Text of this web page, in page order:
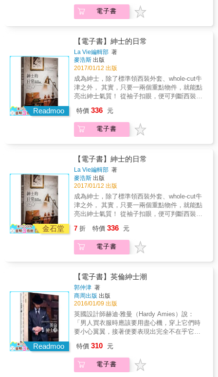
越手藝及品味。本書可謂濃縮了三澤則行手工
製鞋20年純熟技術和藝術精華。 & 本書特色 &
★第一本手縫沿條製鞋法實做書 ★建構手工製
鞋完整專業知識：從打版製作、製作鞋面、拉
幫、沿條縫合、貼合大底、裝上鞋根、修整完
成共七大步驟，徹底分析手工製鞋所有工序和
要點。 ★呈現世界第一流專家的技術和美學：
全彩印刷，用2200幀照片捕捉每一道細節、手
藝和品味。 ★工欲善其事必先利其器：收錄七
大製程中畫線、裁切、敲打拉扯、黏著縫製、
削整、固定、修整共69種輔助工具及其功能說
明。 ★隨書附贈實做所用25cm鞋型紙板
域。他的手工訂製鞋即使一雙要價30萬日圓，
客戶仍是絡繹不絕。奧斯卡史上最年輕的影帝
安德林‧布洛迪、美國導演史派克‧李等多位國際
專業上的成就，目前也在新加坡名門設計學校
「TaF.tc」擔任特別講師。2018年更是榮獲日
本皇室宮內廳肯定，締結商業契約。 愈是頂級
手工訂製鞋，工序愈精緻講究。本書由製鞋專
家兼藝術家三澤則行實做示範牛津鞋及德比鞋
製程，用2200幀全彩照片詳實記錄製鞋七大步
驟的每一道工序，從鞋楦的專屬量製、不同部
度、縫線捻合粗細和上脂度等，彰顯每一處小
細節都不妥協的講究和堅持。完成品鞋身的線
條美感、底邊的流線度，更可體現藝術家的卓
越手藝及品味。本書可謂濃縮了三澤則行手工
★第一本手縫沿條製鞋法實做書 ★建構手工製
鞋完整專業知識：從打版製作、製作鞋面、拉
幫、沿條縫合、貼合大底、裝上鞋根、修整完
成共七大步驟，徹底分析手工製鞋所有工序和
要點。 ★呈現世界第一流專家的技術和美學：
全彩印刷，用2200幀照片捕捉每一道細節、手
藝和品味。 ★工欲善其事必先利其器：收錄七
大製程中畫線、裁切、敲打拉扯、黏著縫製、
削整、固定、修整共69種輔助工具及其功能說
官方認證標章 ANTICO FORNO老烤箱主廚・
吳治君 獻給你的義式料理書 義大利最迷人的，
不忘的風情。 ◆以特產食材入菜，教你吃出一
桌新鮮義大利 托斯卡納不只有艷陽天，靠近山
區的地域特色，除了有山珍蔬果可以入菜，還
有新鮮海味讓人彷彿徜徉在蔚藍的海； 利古里
亞的海鮮料理非常豐富，也有許多款待遠航水
手的菜餚，著名的佛卡夏就是在這裡誕生； 義
大利的綠色心臟翁布列亞，特產珍貴黑松露，
搭配羊肩肉慢煎或是自製蛋麵包，可以變化出
一道道令人垂延三尺的松露料理； 位於義大利
實、口味濃厚，燉煮類菜餚是常見的餐桌菜色
&hellip;&hellip; ◆經典料理食譜X多樣吃法搭
配，在家輕鬆享受餐廳級料理 精選36道義大利
法，還有怎麼吃最對味的延伸搭配，讓你激發
出不同的味蕾火花，享受「不拘謹、輕鬆吃」
電子書
Readmoo
【電子書】紳士的日常
La Vie編輯部 著
麥浩斯 出版
2017/01/12 出版
成為紳士，除了標準領西裝外套、whole-cut牛
津之外， 其實，只要一兩個重點物件，就能點
亮出紳士氣質！ 從袖子扣眼，便可判斷西裝是
與運用穿戴皆合宜、 沒有白色紳士襪，除非你
誤穿了運動襪&hellip;&hellip; 250件紳裝選物，
從頭到腳，從v&ndash;zone延伸到日常美學，
的最常見誤解。紳士的概念，是生活與品味的
修行。紳士的定義或許各有定論，但紳裝風格
的變化，任何人都能入門。 好品味的日常淬
鍊，請從選物開始。每日愛用、善用自己的紳
士選物，甚至透過時間的潤漬，讓隨身物件增
添大人韻味。 當男孩變成男人，你會需要一件
合身西裝增加自己的自信心與專業感；發源於
十九世紀末，英國貴族愛用的經典皮鞋，可以
是你假日踩街的固定班底；百年版型的短簷紳
麻質領帶，基本款混紡西裝也能綻放不同表
情；刮鬍後臉頰飄散的淡淡木香，讓你散發成
熟優雅氣質；改用手提托特包，切記，別再讓
紳士選物知識，更是生活實踐的絕佳必備指
南。時尚的世界走得愈來愈快，紳士風格卻能
經典雋永。若你喜歡放慢腳步，透過日常道具
微微傳遞個人品味，相信你已懂得紳裝風格的
基本美學。
特價 336 元
電子書
金石堂
【電子書】紳士的日常
La Vie編輯部 著
麥浩斯 出版
2017/01/12 出版
成為紳士，除了標準領西裝外套、whole-cut牛
津之外， 其實，只要一兩個重點物件，就能點
亮出紳士氣質！ 從袖子扣眼，便可判斷西裝是
與運用穿戴皆合宜、 沒有白色紳士襪，除非你
誤穿了運動襪&hellip;&hellip; 250件紳裝選物，
從頭到腳，從v&ndash;zone延伸到日常美學，
的最常見誤解。紳士的概念，是生活與品味的
修行。紳士的定義或許各有定論，但紳裝風格
的變化，任何人都能入門。 好品味的日常淬
鍊，請從選物開始。每日愛用、善用自己的紳
士選物，甚至透過時間的潤漬，讓隨身物件增
添大人韻味。 當男孩變成男人，你會需要一件
合身西裝增加自己的自信心與專業感；發源於
十九世紀末，英國貴族愛用的經典皮鞋，可以
是你假日踩街的固定班底；百年版型的短簷紳
麻質領帶，基本款混紡西裝也能綻放不同表
情；刮鬍後臉頰飄散的淡淡木香，讓你散發成
7 折 特價 336 元
電子書
Readmoo
【電子書】英倫紳士潮
郭仲津 著
商周出版 出版
2016/01/09 出版
英國設計師赫迪‧雅曼（Hardy Amies）說：
「男人買衣服時應該要用盡心機，穿上它們時
要小心翼翼，接著便要表現出完全不在乎它們
說：「談到男裝，我是一個標準的親英主義
者。如果我沒有設計自己的男裝系列，我的整
個衣櫃將會完全充滿來自薩維爾街的衣服。」
特價 310 元
電子書